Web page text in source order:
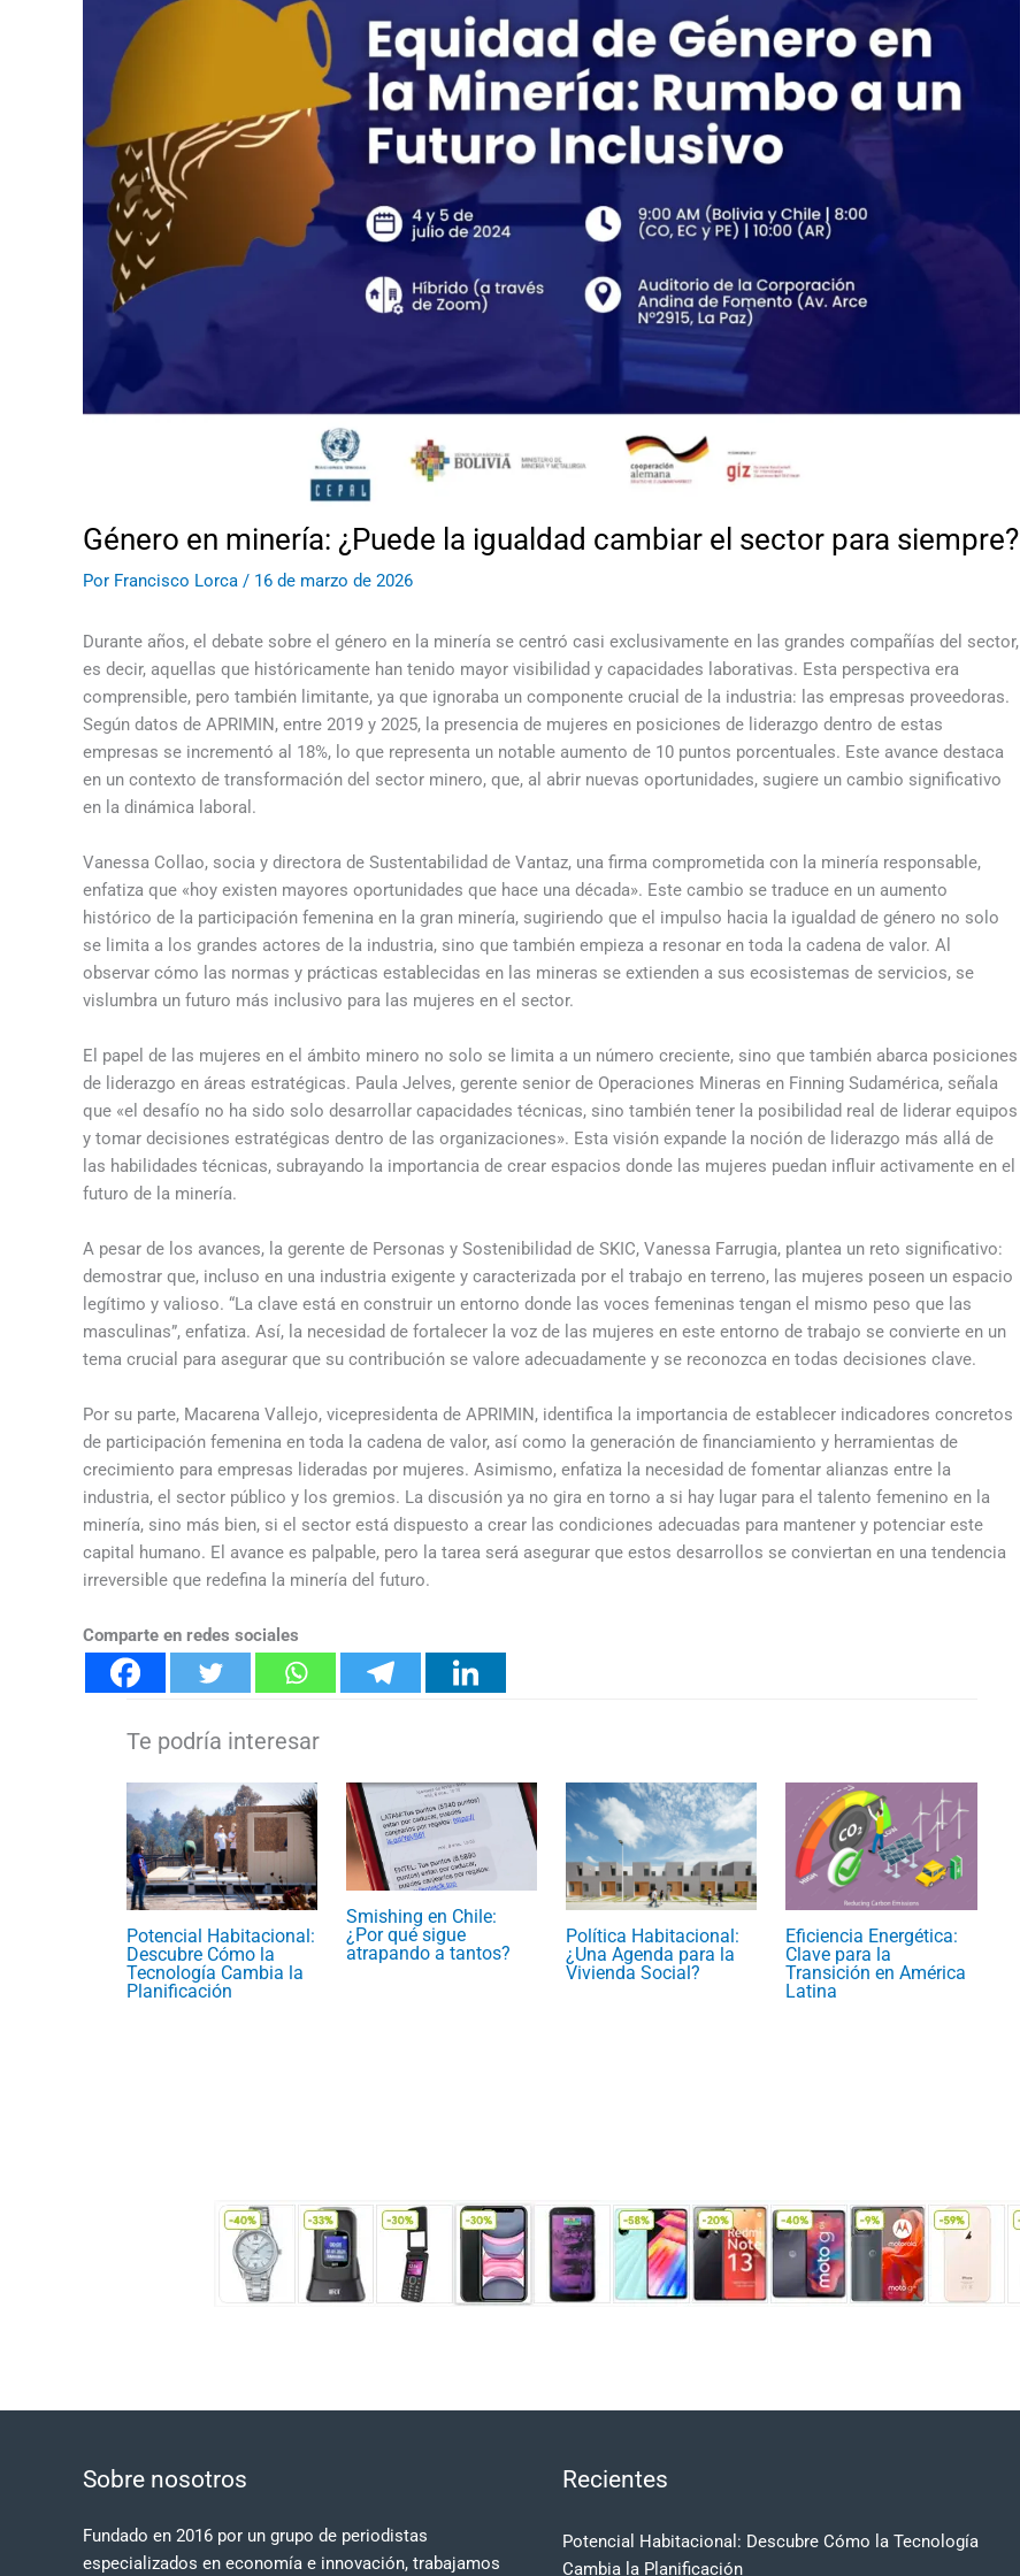
Género en minería: ¿Puede la igualdad cambiar el sector para siempre?
Por Francisco Lorca / 16 de marzo de 2026
Durante años, el debate sobre el género en la minería se centró casi exclusivamente en las grandes compañías del sector,
es decir, aquellas que históricamente han tenido mayor visibilidad y capacidades laborativas. Esta perspectiva era
comprensible, pero también limitante, ya que ignoraba un componente crucial de la industria: las empresas proveedoras.
Según datos de APRIMIN, entre 2019 y 2025, la presencia de mujeres en posiciones de liderazgo dentro de estas
empresas se incrementó al 18%, lo que representa un notable aumento de 10 puntos porcentuales. Este avance destaca
en un contexto de transformación del sector minero, que, al abrir nuevas oportunidades, sugiere un cambio significativo
en la dinámica laboral.
Vanessa Collao, socia y directora de Sustentabilidad de Vantaz, una firma comprometida con la minería responsable,
enfatiza que «hoy existen mayores oportunidades que hace una década». Este cambio se traduce en un aumento
histórico de la participación femenina en la gran minería, sugiriendo que el impulso hacia la igualdad de género no solo
se limita a los grandes actores de la industria, sino que también empieza a resonar en toda la cadena de valor. Al
observar cómo las normas y prácticas establecidas en las mineras se extienden a sus ecosistemas de servicios, se
vislumbra un futuro más inclusivo para las mujeres en el sector.
El papel de las mujeres en el ámbito minero no solo se limita a un número creciente, sino que también abarca posiciones
de liderazgo en áreas estratégicas. Paula Jelves, gerente senior de Operaciones Mineras en Finning Sudamérica, señala
que «el desafío no ha sido solo desarrollar capacidades técnicas, sino también tener la posibilidad real de liderar equipos
y tomar decisiones estratégicas dentro de las organizaciones». Esta visión expande la noción de liderazgo más allá de
las habilidades técnicas, subrayando la importancia de crear espacios donde las mujeres puedan influir activamente en el
futuro de la minería.
A pesar de los avances, la gerente de Personas y Sostenibilidad de SKIC, Vanessa Farrugia, plantea un reto significativo:
demostrar que, incluso en una industria exigente y caracterizada por el trabajo en terreno, las mujeres poseen un espacio
legítimo y valioso. “La clave está en construir un entorno donde las voces femeninas tengan el mismo peso que las
masculinas”, enfatiza. Así, la necesidad de fortalecer la voz de las mujeres en este entorno de trabajo se convierte en un
tema crucial para asegurar que su contribución se valore adecuadamente y se reconozca en todas decisiones clave.
Por su parte, Macarena Vallejo, vicepresidenta de APRIMIN, identifica la importancia de establecer indicadores concretos
de participación femenina en toda la cadena de valor, así como la generación de financiamiento y herramientas de
crecimiento para empresas lideradas por mujeres. Asimismo, enfatiza la necesidad de fomentar alianzas entre la
industria, el sector público y los gremios. La discusión ya no gira en torno a si hay lugar para el talento femenino en la
minería, sino más bien, si el sector está dispuesto a crear las condiciones adecuadas para mantener y potenciar este
capital humano. El avance es palpable, pero la tarea será asegurar que estos desarrollos se conviertan en una tendencia
irreversible que redefina la minería del futuro.
Comparte en redes sociales
Potencial Habitacional:
Descubre Cómo la
Tecnología Cambia la
Planificación
Smishing en Chile:
¿Por qué sigue
atrapando a tantos?
Política Habitacional:
¿Una Agenda para la
Vivienda Social?
Eficiencia Energética:
Clave para la
Transición en América
Latina
Sobre nosotros
Fundado en 2016 por un grupo de periodistas
especializados en economía e innovación, trabajamos
Recientes
Potencial Habitacional: Descubre Cómo la Tecnología
Cambia la Planificación